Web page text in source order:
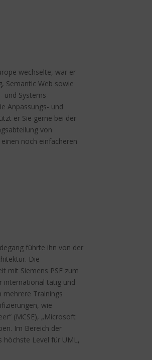
wechselte, war er
Semantic Web sowie
und Systems-
Anpassungs- und
er Sie gerne bei der
von
noch einfacheren
führte ihn von der
Die
mit Siemens PSE zum
international tätig und
Trainings
wie
(MCSE), „Microsoft
Im Bereich der
höchste Level für UML,